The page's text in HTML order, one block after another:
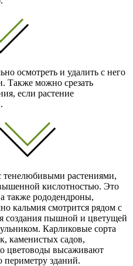
осмотреть и удалить с него
Также можно срезать
если растение
тенелюбивыми растениями,
кислотностью. Это
также рододендроны,
кальмия смотрится рядом с
создания пышной и цветущей
Карликовые сорта
каменистых садов,
цветоводы высаживают
зданий.